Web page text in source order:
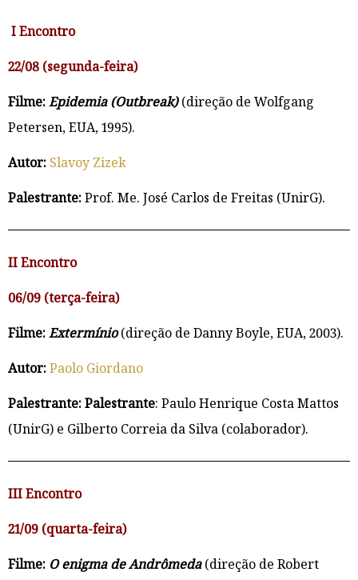
I Encontro
22/08 (segunda-feira)
Filme:Epidemia (Outbreak) (direção de Wolfgang
Petersen, EUA, 1995).
Autor: Slavoy Zizek
Palestrante:Prof. Me. José Carlos de Freitas (UnirG).
II Encontro
06/09 (terça-feira)
Filme:Extermínio (direção de Danny Boyle, EUA, 2003).
Autor:Paolo Giordano
Palestrante: Palestrante: Paulo Henrique Costa Mattos
(UnirG) e Gilberto Correia da Silva (colaborador).
III Encontro
21/09 (quarta-feira)
Filme: O enigma de Andrômeda (direção de Robert